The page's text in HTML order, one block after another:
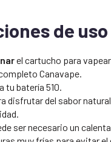
de uso
el cartucho para
Canavape.
a tu batería 510.
disfrutar del sabor
ser necesario un